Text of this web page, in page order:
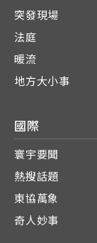
突發現場
法庭
暖流
地方大小事
國際
寰宇要聞
熱搜話題
東協萬象
奇人妙事